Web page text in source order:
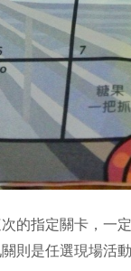
的指定關卡，一
則是任選現場活